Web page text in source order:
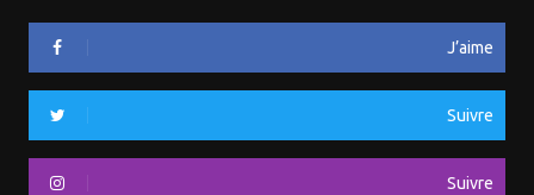
J’aime
Suivre
Suivre